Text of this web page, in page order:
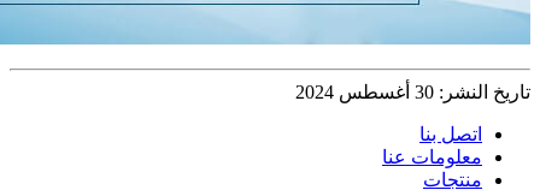
تاريخ النشر: 30 أغسطس 2024
اتصل بنا
معلومات عنا
منتجات